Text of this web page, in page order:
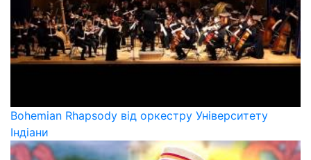
Bohemian Rhapsody від оркестру Університету
Індіани